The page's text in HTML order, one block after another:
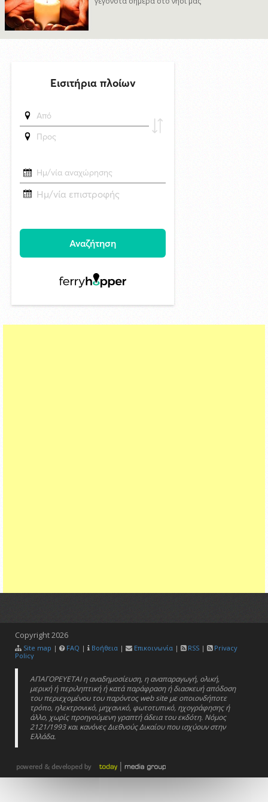
Καλλιτέχνες από τη Σύρο, την Ελβετία και την Ιαπωνία συναντιούνται
στην Άνω Σύρο
29/4/2026 18:53
δημοσιεύθηκε 24 ώρες πριν
Superbet Κύπελλο Ελλάδας: Την Δευτέρα 24 Αυγούστου ο αγώνας
7/8/2026 08:34
Δράση ενημέρωσης ασφαλούς κολύμβησης και πρόληψης των
πνιγμών από το Τμήμα Τουρισμού του Δήμου Σύρου–Ερμούπολης
Copyright2026
Site map | FAQ | Βοήθεια | Επικοινωνία | RSS |
Privacy
Policy
ΑΠΑΓΟΡΕΥΕΤΑΙ η αναδημοσίευση, η αναπαραγωγή, ολική,
μερική ή περιληπτική ή κατά παράφραση ή διασκευή απόδοση
του περιεχομένου του παρόντος web site με οποιονδήποτε
τρόπο, ηλεκτρονικό, μηχανικό, φωτοτυπικό, ηχογράφησης ή
άλλο, χωρίς προηγούμενη γραπτή άδεια του εκδότη. Νόμος
2121/1993 και κανόνες Διεθνούς Δικαίου που ισχύουν στην
Ελλάδα.